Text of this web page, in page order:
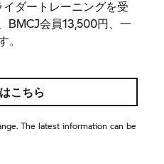
ダートレーニングを受
BMCJ会員13,500円、一
こちら
The latest information can be